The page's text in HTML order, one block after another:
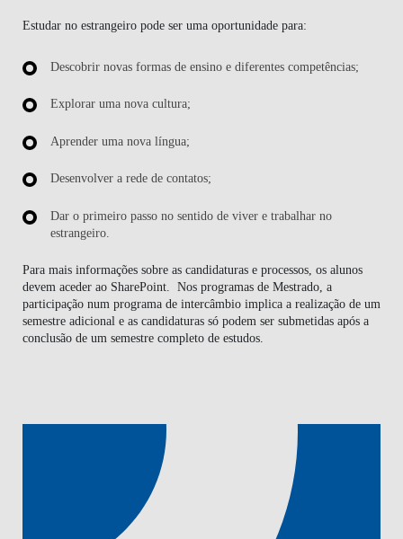
Estudar no estrangeiro pode ser uma oportunidade para:
Descobrir novas formas de ensino e diferentes competências;
Explorar uma nova cultura;
Aprender uma nova língua;
Desenvolver a rede de contatos;
Dar o primeiro passo no sentido de viver e trabalhar no
estrangeiro.
Para mais informações sobre as candidaturas e processos, os alunos
devem aceder ao SharePoint. Nos programas de Mestrado, a
participação num programa de intercâmbio implica a realização de um
semestre adicional e as candidaturas só podem ser submetidas após a
conclusão de um semestre completo de estudos.